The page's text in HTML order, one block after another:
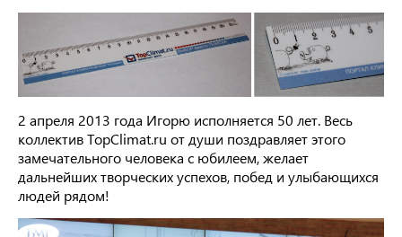
2 апреля 2013 года Игорю исполняется 50 лет. Весь
коллектив TopClimat.ru от души поздравляет этого
замечательного человека с юбилеем, желает
дальнейших творческих успехов, побед и улыбающихся
людей рядом!